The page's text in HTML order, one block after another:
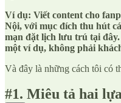
Ví dụ: Viết content cho
Nội, với mục đích thu hút
mạn đặt lịch lưu trú tại
một ví dụ, không phải
Và đây là những cách tôi có
#1. Miêu tả hai